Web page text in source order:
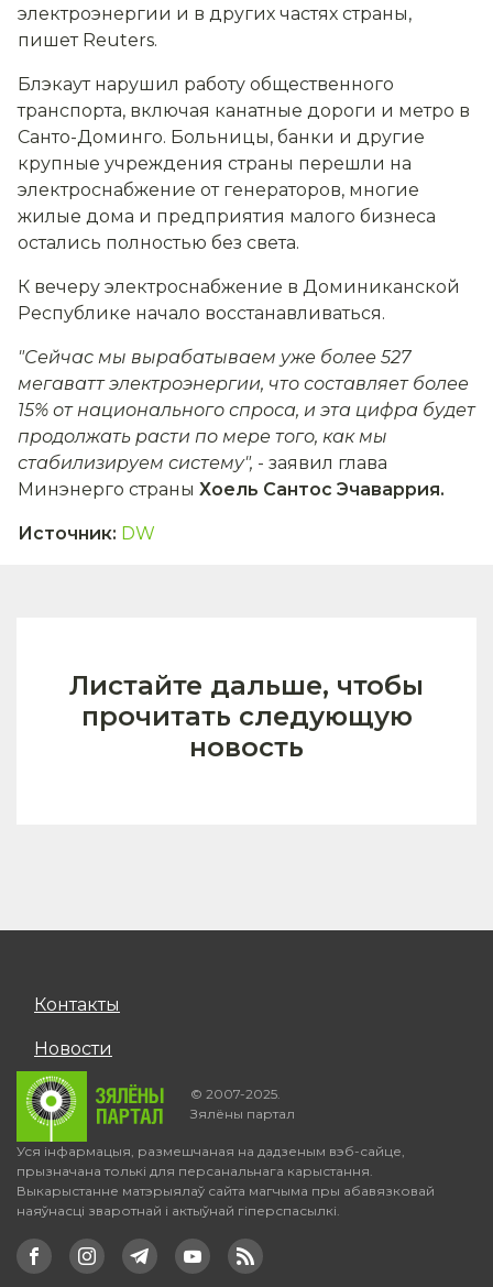
электроэнергии и в других частях страны,
пишет Reuters.
Блэкаут нарушил работу общественного
транспорта, включая канатные дороги и метро в
Санто-Доминго. Больницы, банки и другие
крупные учреждения страны перешли на
электроснабжение от генераторов, многие
жилые дома и предприятия малого бизнеса
остались полностью без света.
К вечеру электроснабжение в Доминиканской
Республике начало восстанавливаться.
"Сейчас мы вырабатываем уже более 527
мегаватт электроэнергии, что составляет более
15% от национального спроса, и эта цифра будет
продолжать расти по мере того, как мы
стабилизируем систему", - заявил глава
Минэнерго страны Хоель Сантос Эчаваррия.
Источник: DW
Листайте дальше, чтобы
прочитать следующую
новость
Контакты
Новости
© 2007-2025.
Зялёны партал
Уся інфармацыя, размешчаная на дадзеным вэб-сайце,
прызначана толькі для персанальнага карыстання.
Выкарыстанне матэрыялаў сайта магчыма пры абавязковай
наяўнасці зваротнай і актыўнай гіперспасылкі.